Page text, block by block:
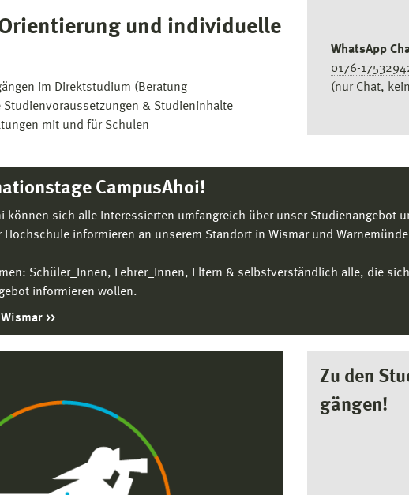
und individuelle
im Direktstudium (Beratung
& Studieninhalte
mit und für Schulen
WhatsApp
0176-
(nur Chat,
CampusAhoi!
können sich alle Interessierten umfangreich über unser Studienangebot
Hochschule informieren an unserem Standort in Wismar und
Schüler_Innen, Lehrer_Innen, Eltern & selbstverständlich alle, die
informieren wollen.
Zu den
gängen!